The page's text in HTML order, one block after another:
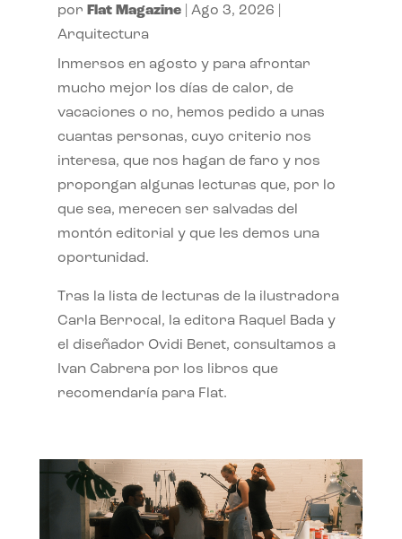
por Flat Magazine| Ago 3, 2026
Arquitectura
Inmersos en agosto y para afrontar
mucho mejor los días de calor, de
vacaciones o no, hemos pedido a unas
cuantas personas, cuyo criterio nos
interesa, que nos hagan de faro y nos
propongan algunas lecturas que, por lo
que sea, merecen ser salvadas del
montón editorial y que les demos una
oportunidad.
Tras la lista de lecturas de la ilustradora
Carla Berrocal, la editora Raquel Bada y
el diseñador Ovidi Benet, consultamos a
Ivan Cabrera por los libros que
recomendaría para Flat.